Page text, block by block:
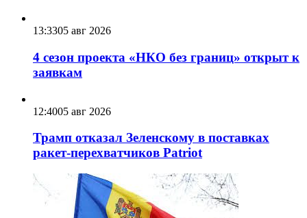
13:3305 авг 2026
4 сезон проекта «НКО без границ» открыт к
заявкам
12:4005 авг 2026
Трамп отказал Зеленскому в поставках
ракет-перехватчиков Patriot